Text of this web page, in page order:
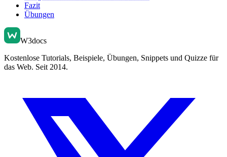
Fazit
Übungen
W3docs
Kostenlose Tutorials, Beispiele, Übungen, Snippets und Quizze für
das Web. Seit 2014.